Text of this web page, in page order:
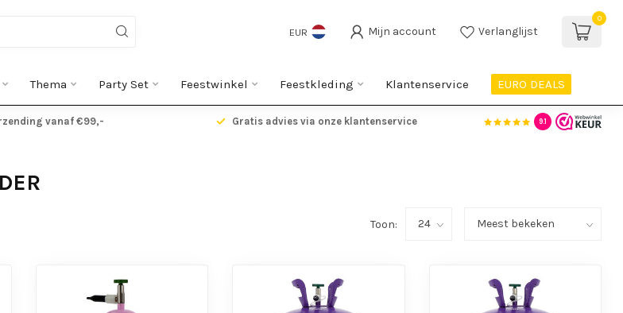
EUR Mijn account Verlanglijst
0
Thema Party Set Feestwinkel Feestkleding Klantenservice EURO DEALS
vanaf €99,- Gratis advies via onze klantenservice 9.1
Toon: